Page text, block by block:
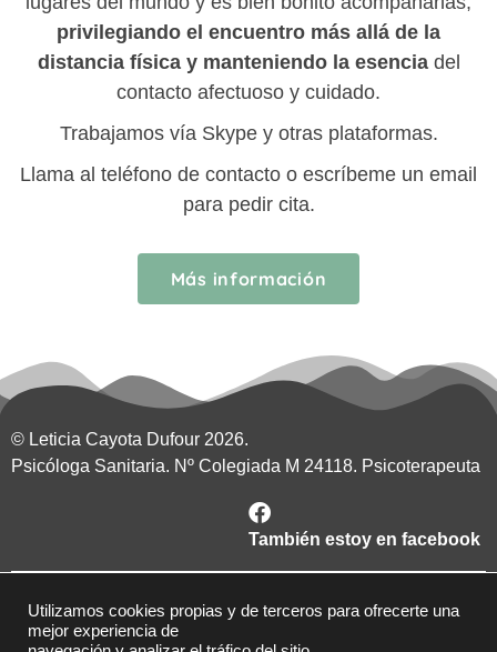
privilegiando el encuentro más allá de la
distancia física y manteniendo la esenciadel
contacto afectuoso y cuidado.
para pedir cita.
Más información
Psicóloga Sanitaria. Nº Colegiada M 24118. Psicoterapeuta
También estoy en facebook
Contacto
Aviso legal
Utilizamos cookies propias y de terceros para ofrecerte una
mejor experiencia de